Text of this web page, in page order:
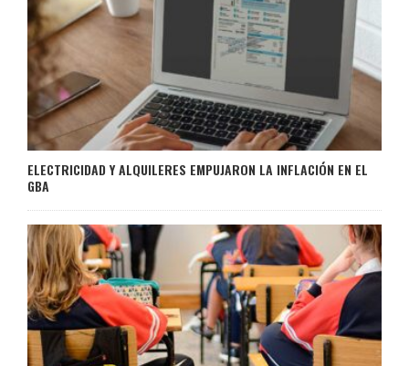
ELECTRICIDAD Y ALQUILERES EMPUJARON LA INFLACIÓN EN EL
GBA